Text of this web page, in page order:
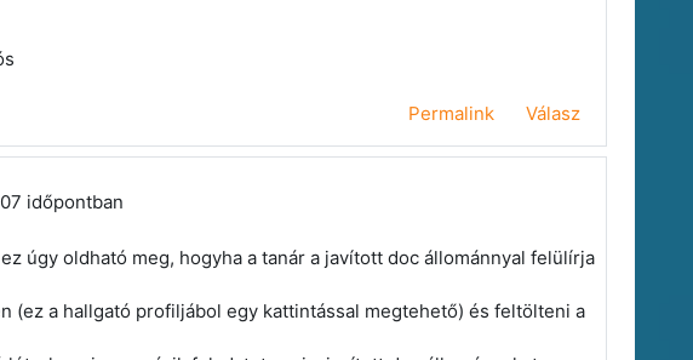
Permalink Válasz
időpontban
úgy oldható meg, hogyha a tanár a javított doc állománnyal felülírja
(ez a hallgató profiljábol egy kattintással megtehető) és feltölteni a